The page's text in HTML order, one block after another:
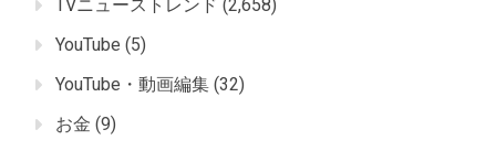
TVニューストレンド (2,658)
YouTube (5)
YouTube・動画編集 (32)
お金 (9)